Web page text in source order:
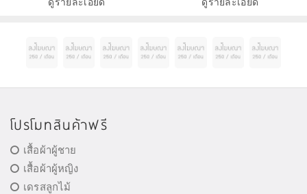
ดูรายละเอียด ดูรายละเอียด
โปรโมทสินค้าฟรี
เสื้อผ้าผู้ชาย
เสื้อผ้าผู้หญิง
เดรสลูกไม้